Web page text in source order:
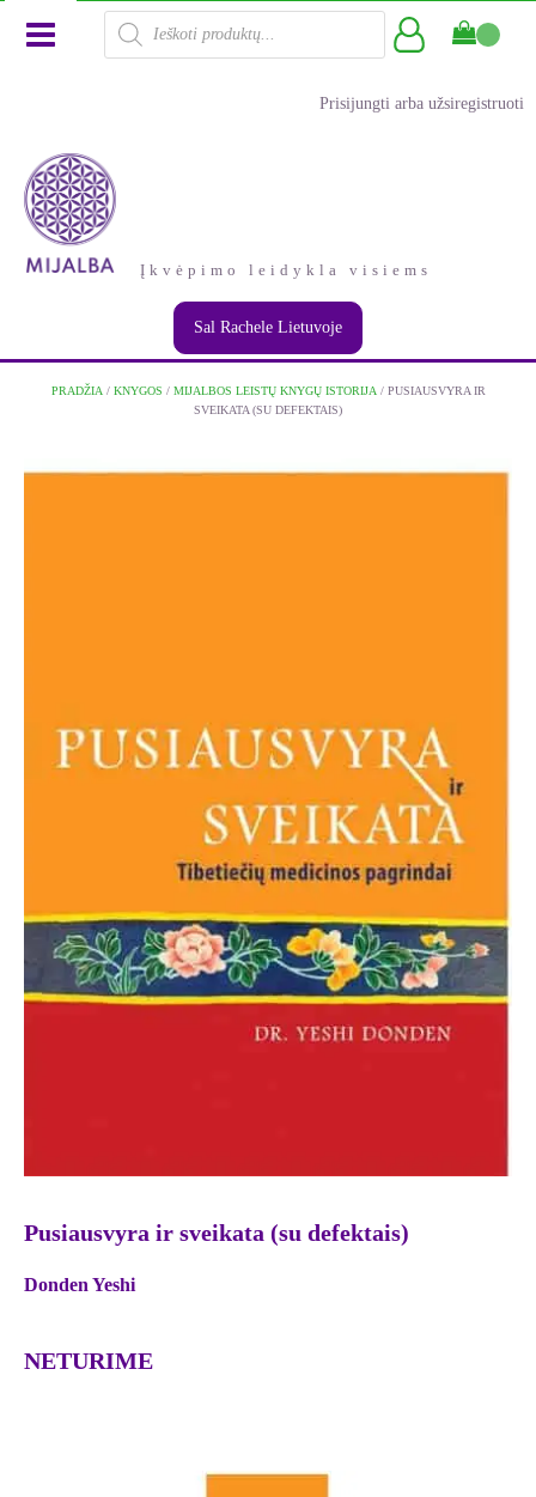
Products
search
Prisijungti arba užsiregistruoti
Įkvėpimo leidykla visiems
Sal Rachele Lietuvoje
PRADŽIA / KNYGOS / MIJALBOS LEISTŲ KNYGŲ ISTORIJA / PUSIAUSVYRA IR
SVEIKATA (SU DEFEKTAIS)
Pusiausvyra ir sveikata (su defektais)
Donden Yeshi
NETURIME